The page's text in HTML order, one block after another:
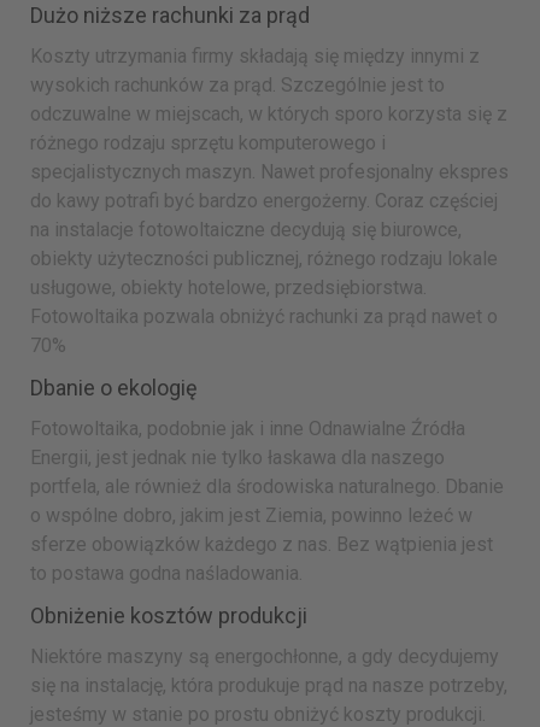
Dużo niższe rachunki za prąd
Koszty utrzymania firmy składają się między innymi z
wysokich rachunków za prąd. Szczególnie jest to
odczuwalne w miejscach, w których sporo korzysta się z
różnego rodzaju sprzętu komputerowego i
specjalistycznych maszyn. Nawet profesjonalny ekspres
do kawy potrafi być bardzo energożerny. Coraz częściej
na instalacje fotowoltaiczne decydują się biurowce,
obiekty użyteczności publicznej, różnego rodzaju lokale
usługowe, obiekty hotelowe, przedsiębiorstwa.
Fotowoltaika pozwala obniżyć rachunki za prąd nawet o
70%
Dbanie o ekologię
Fotowoltaika, podobnie jak i inne Odnawialne Źródła
Energii, jest jednak nie tylko łaskawa dla naszego
portfela, ale również dla środowiska naturalnego. Dbanie
o wspólne dobro, jakim jest Ziemia, powinno leżeć w
sferze obowiązków każdego z nas. Bez wątpienia jest
to postawa godna naśladowania.
Obniżenie kosztów produkcji
Niektóre maszyny są energochłonne, a gdy decydujemy
się na instalację, która produkuje prąd na nasze potrzeby,
jesteśmy w stanie po prostu obniżyć koszty produkcji.